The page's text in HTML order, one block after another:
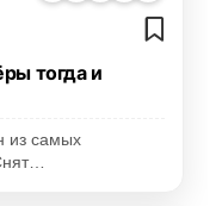
тогда и
из самых